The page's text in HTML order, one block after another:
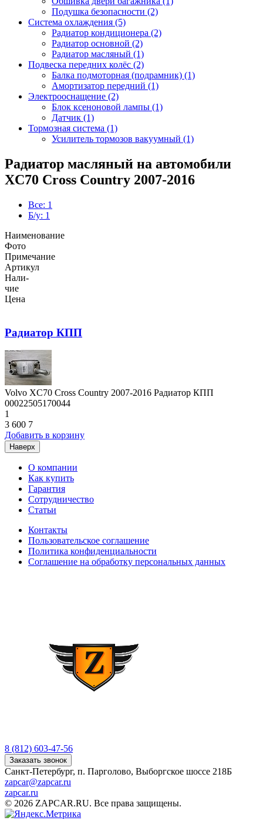
Подушка безопасности (2)
Система охлаждения (5)
Радиатор кондиционера (2)
Радиатор основной (2)
Радиатор масляный (1)
Подвеска передних колёс (2)
Балка подмоторная (подрамник) (1)
Амортизатор передний (1)
Электрооснащение (2)
Блок ксеноновой лампы (1)
Датчик (1)
Тормозная система (1)
Усилитель тормозов вакуумный (1)
Радиатор масляный на автомобили
XC70 Cross Country 2007-2016
Все: 1
Б/у: 1
Наименование
Фото
Примечание
Артикул
Нали-
чие
Цена
Радиатор КПП
Volvo XC70 Cross Country 2007-2016 Радиатор КПП
00022505170044
1
3 600 7
Добавить в корзину
Наверх
О компании
Как купить
Гарантия
Сотрудничество
Статьи
Контакты
Пользовательское соглашение
Политика конфиденциальности
Соглашение на обработку персональных данных
8 (812) 603-47-56
Заказать звонок
Санкт-Петербург, п. Парголово, Выборгское шоссе 218Б
zapcar@zapcar.ru
zapcar.ru
© 2026 ZAPCAR.RU. Все права защищены.